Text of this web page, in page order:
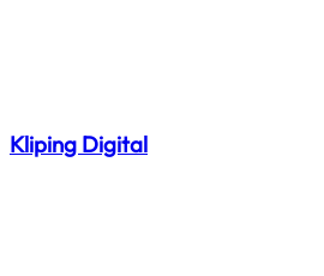
Kliping Digital